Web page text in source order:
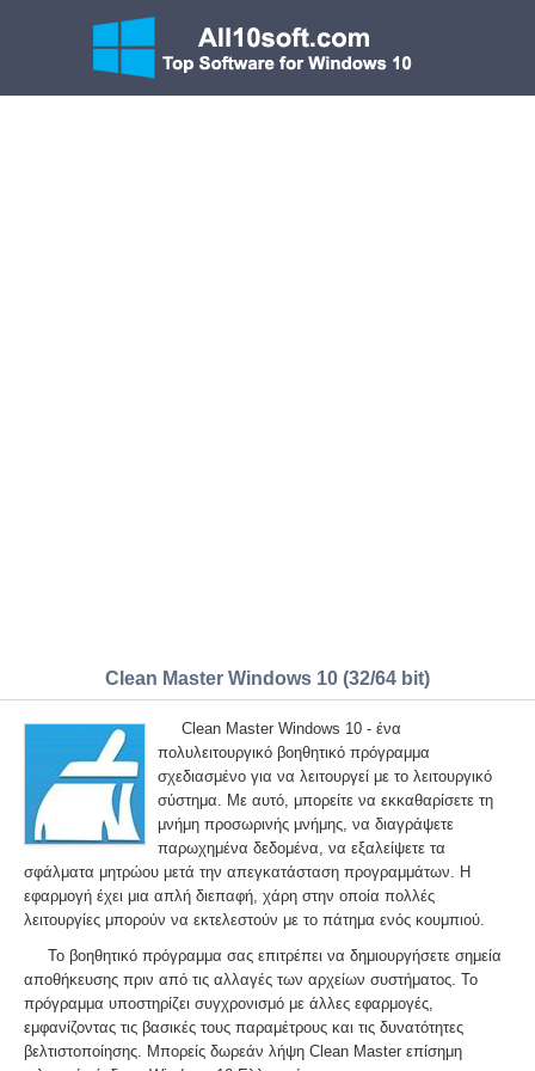
Clean Master Windows 10 (32/64 bit)
Clean Master Windows 10 - ένα
πολυλειτουργικό βοηθητικό πρόγραμμα
σχεδιασμένο για να λειτουργεί με το λειτουργικό
σύστημα. Με αυτό, μπορείτε να εκκαθαρίσετε τη
μνήμη προσωρινής μνήμης, να διαγράψετε
παρωχημένα δεδομένα, να εξαλείψετε τα
σφάλματα μητρώου μετά την απεγκατάσταση προγραμμάτων. Η
εφαρμογή έχει μια απλή διεπαφή, χάρη στην οποία πολλές
λειτουργίες μπορούν να εκτελεστούν με το πάτημα ενός κουμπιού.
Το βοηθητικό πρόγραμμα σας επιτρέπει να δημιουργήσετε σημεία
αποθήκευσης πριν από τις αλλαγές των αρχείων συστήματος. Το
πρόγραμμα υποστηρίζει συγχρονισμό με άλλες εφαρμογές,
εμφανίζοντας τις βασικές τους παραμέτρους και τις δυνατότητες
βελτιστοποίησης. Μπορείς δωρεάν λήψη Clean Master επίσημη